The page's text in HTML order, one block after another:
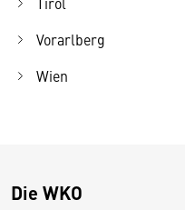
Vorarlberg
Wien
Die WKO